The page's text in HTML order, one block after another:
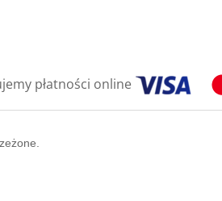
płatności online